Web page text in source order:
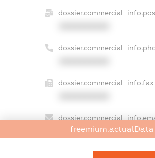
dossier.commercial_info.fax
XXXXXXXXXX
freemium.actualData